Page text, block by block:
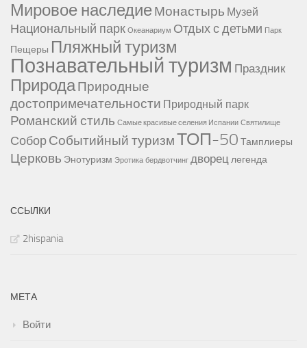
Мировое наследиеМонастырь Музей
Национальный парк Океанариум Отдых с детьми Парк
Пещеры Пляжный туризм
Познавательный туризм Праздник
ПриродаПриродные
достопримечательности Природный парк
Романский стиль Самые красивые селения Испании Святилище
СоборСобытийный туризмТОП-50 Тамплиеры
Церковь Энотуризм Эротика бердвотчинг дворецлегенда
ССЫЛКИ
2hispania
МЕТА
Войти